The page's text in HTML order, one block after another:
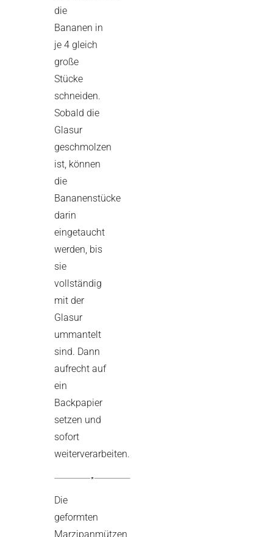
die
Bananen in
je 4 gleich
große
Stücke
schneiden.
Sobald die
Glasur
geschmolzen
ist, können
die
Bananenstücke
darin
eingetaucht
werden, bis
sie
vollständig
mit der
Glasur
ummantelt
sind. Dann
aufrecht auf
ein
Backpapier
setzen und
sofort
weiterverarbeiten.
Die
geformten
Marzipanmützen